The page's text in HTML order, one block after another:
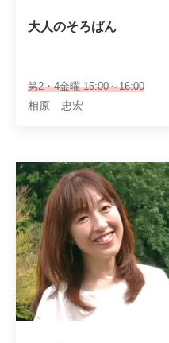
大人のそろばん
第2・4金曜 15:00～16:00
相原 忠宏